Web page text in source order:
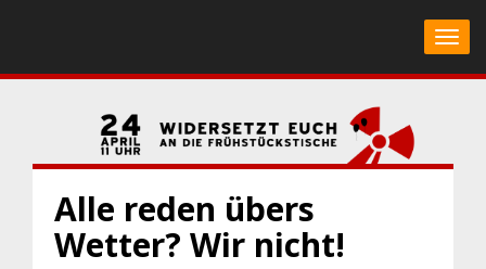
Alle reden übers
Wetter? Wir nicht!